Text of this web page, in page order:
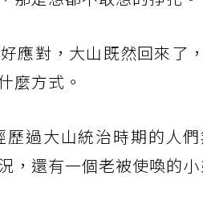
應對，大山既然回來了
麼方式。
歷過大山統治時期的人
，還有一個老被使喚的小